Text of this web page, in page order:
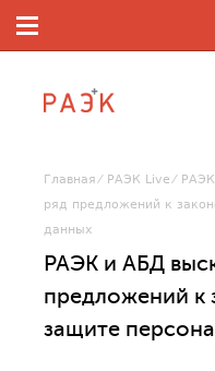
Главная РАЭК Live
ряд предложений к
данных
РАЭК и АБД
предложений к
защите